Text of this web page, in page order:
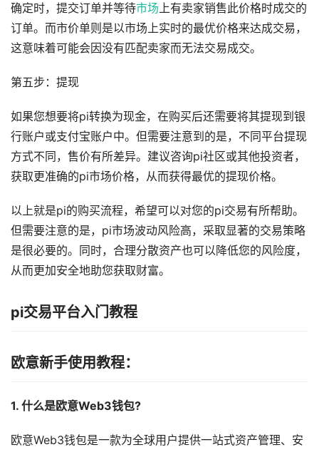
确定时，提交订单并等待市场 上有卖家销售此价格时成交的
订单。而市价单则是以市场上实时的最优价格来达成交易，
这意味着可能会因没有匹配卖家而无法交易成交。
第五步：提现
如果您想要将pi转换为现金，在购买后还需要将其提现到银
行账户或支付宝账户中。但需要注意到的是，不同平台提现
方式不同，售价有所差异。建议咨询pi社区或其他投资者，
获取更准确的pi市场价格，从而获得最优的提现价格。
以上就是pi的购买流程，希望可以对您的pi交易有所帮助。
但需要注意的是，pi市场波动风险高，采取显著的交易策略
是很必要的。同时，合理分散资产也可以降低您的风险度，
从而更加安全地助您获取财富。
pi交易平台入门教程
欧意新手使用教程：
1. 什么是欧意Web3钱包?
欧意Web3钱包是一款为全球用户提供一站式资产管理、安